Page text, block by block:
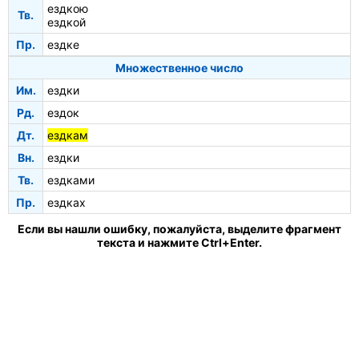
Тв.
ездкою
ездкой
Пр.
ездке
Множественное число
Им.
ездки
Рд.
ездок
Дт.
ездкам
Вн.
ездки
Тв.
ездками
Пр.
ездках
Если вы нашли ошибку, пожалуйста, выделите фрагмент
текста и нажмите Ctrl+Enter.